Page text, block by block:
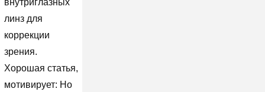
внутриглазных
линз для
коррекции
зрения.
Хорошая статья,
мотивирует: Но